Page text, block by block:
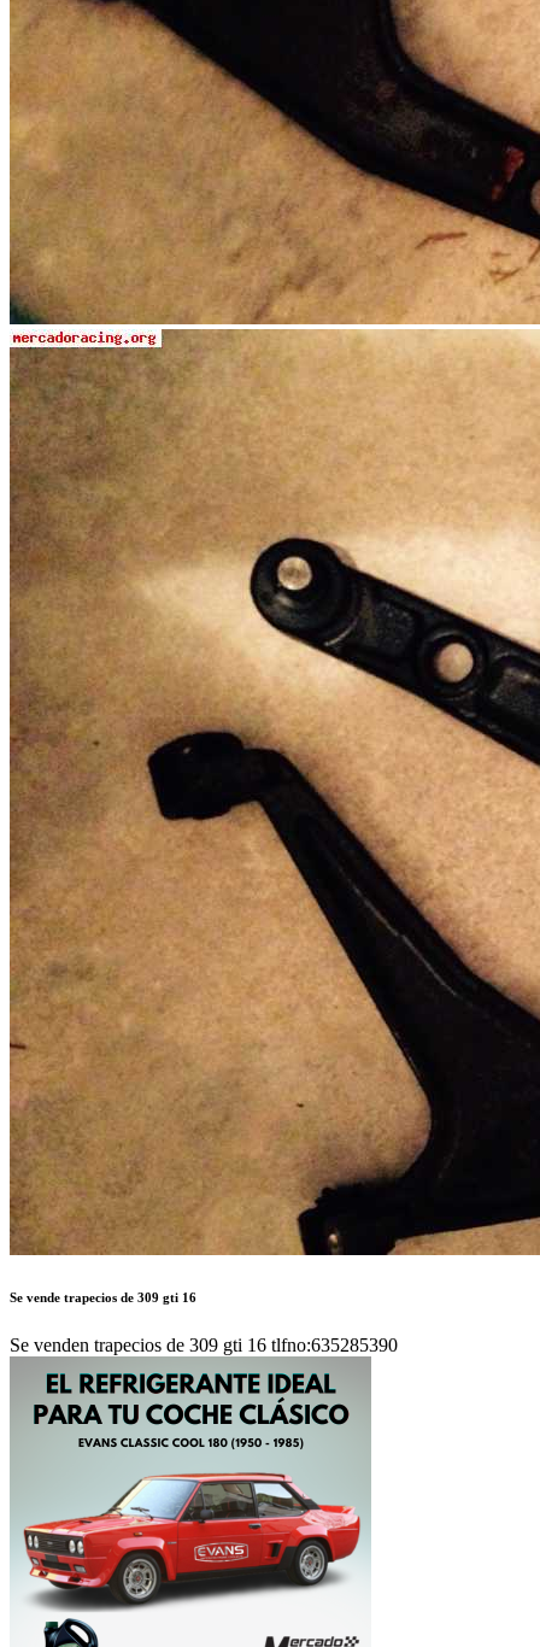
Se vende trapecios de 309 gti 16
Se venden trapecios de 309 gti 16 tlfno:635285390